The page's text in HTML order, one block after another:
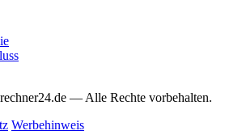
— Alle Rechte vorbehalten.
Werbehinweis